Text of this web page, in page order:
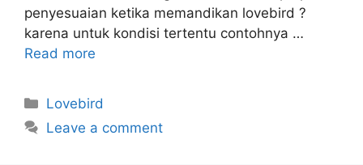
penyesuaian ketika memandikan lovebird ?
karena untuk kondisi tertentu contohnya …
Read more
Categories
Lovebird
Leave a comment